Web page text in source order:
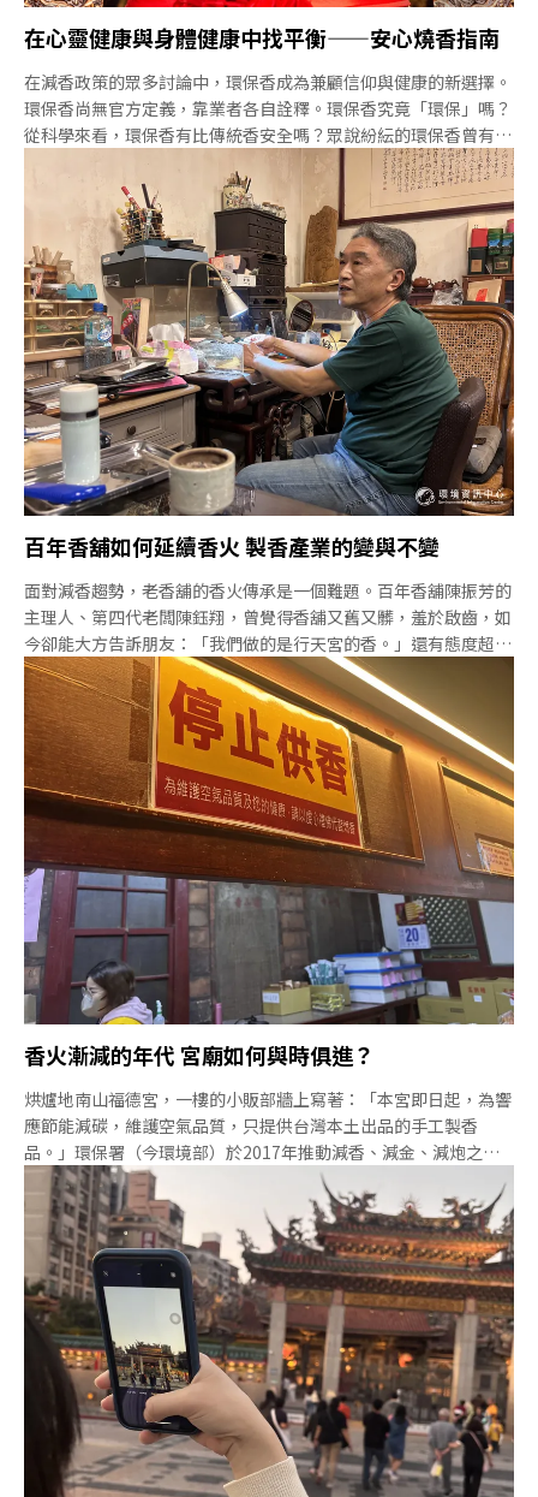
在心靈健康與身體健康中找平衡——安心燒香指南
在減香政策的眾多討論中，環保香成為兼顧信仰與健康的新選擇。
環保香尚無官方定義，靠業者各自詮釋。環保香究竟「環保」嗎？
從科學來看，環保香有比傳統香安全嗎？眾說紛紜的環保香曾有民
眾提供環保香給學者檢驗，因為燒環保香感覺起來「沒有那麼多煙
塵」。萬華中藥香舖「老明玉」的黃瓊儀也說，「有香客問我們的
香有沒有煙，我說有，他們就不買了。」市面上身分各異的環保
香，是無煙還是少煙？ 無煙真的有可能嗎？不同香舖看法不一
樣。黃瓊儀認為環保香只是「把香做細」，香的直徑約1.1～1.2毫
米。士林的「鄭怡成」香舖主理人鄭理則將環保香定義為「粉裹
少、直徑小、燃燒快、出煙量低」。他強調，只要有燃燒，就一定
有污染，不該誤導民眾環保香無害。台中「金鍠金紙」的施議仁則
笑稱環保香是「價格環保」，一包細香從300支增加到800支，一
次拜三炷，一包環保香可以拜200～300次。陳振芳香舖則不特別
標榜環保香，第四代老闆陳鈺翔說，他們的
百年香舖如何延續香火 製香產業的變與不變
面對減香趨勢，老香舖的香火傳承是一個難題。百年香舖陳振芳的
主理人、第四代老闆陳鈺翔，曾覺得香舖又舊又髒，羞於啟齒，如
今卻能大方告訴朋友：「我們做的是行天宮的香。」還有態度超然
的，老明玉香舖的黃瓊儀，她說，下一代不喜歡香的味道也沒關
係，說不定某天會突然開竅。香舖也未必要有人繼承：「隨緣、隨
緣。」台北萬華「老明玉」香舖：做好我們該做的事梅雨季的台北
萬華，人潮不多，老明玉香舖第四代老闆黃瓊儀靜靜的核對訂單。
母親坐在對面看電視，一派樸實寧靜。面對減香趨勢，黃瓊儀語氣
自然的說，「你說有什麼對策？就是把我們該做的事，好好做
好。」老明玉的香有供應台北天后宮。雖是老香舖，黃瓊儀對香卻
沒有過度浪漫的文化念想。老明玉以手工中藥香聞名，包含甘草、
肉桂、胡椒、茴香、五香，約有20幾種中藥材混合。中藥香的特色
是無需加助燃劑，不易熄滅，香灰也不燙手。根據古禮，長香拜神
明，短香拜祖先。不過黃瓊儀觀察，現代人考慮因素可多
香火漸減的年代 宮廟如何與時俱進？
烘爐地南山福德宮，一樓的小販部牆上寫著：「本宮即日起，為響
應節能減碳，維護空氣品質，只提供台灣本土出品的手工製香
品。」環保署（今環境部）於2017年推動減香、減金、減炮之
「一尊三減一目標」。福德宮全面封爐，走得比減香政策還前面。
對宮廟而言，香金不僅是信仰象徵，更牽涉到營運模式。在信仰與
環境之間，宮廟如何走出一條守護文化又兼顧環保的路？烘爐地福
德宮與三峽祖師廟：為鄰里環境減香「我廟裡快20年沒有燒金
紙」。烘爐地南山福德宮總幹事表示，當初封爐主因是燒金紙產生
大量煙塵，影響鄰近地區的空氣品質，加上附近居民反映停附近的
車輛，短短幾天便落滿灰塵。因此，2007年福德宮管理委員會決
議停燒金紙。「金紙收入是個很大的收入，所以很多的廟都會覺得
我們要做這樣的決定，他們很驚訝就是了。」也有中南部來的香
客，看到廟方不燒金紙，「就覺得奇怪，要再帶金紙回去。」那香
呢？總幹事表示，福德宮不靠燒香作為收入來源，北部多家